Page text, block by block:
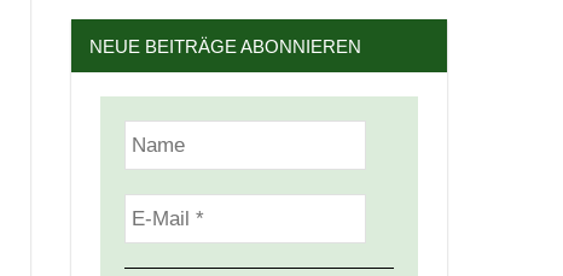
NEUE BEITRÄGE ABONNIEREN